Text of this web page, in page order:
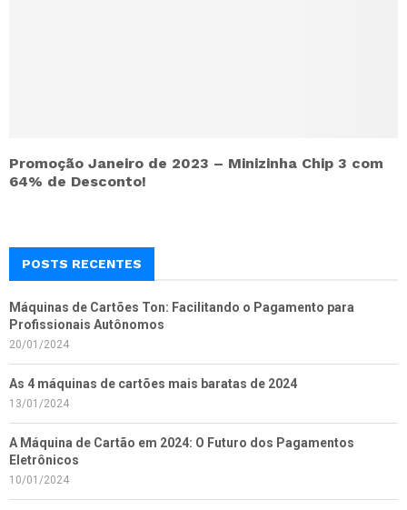
Promoção Janeiro de 2023 – Minizinha Chip 3 com
64% de Desconto!
POSTS RECENTES
Máquinas de Cartões Ton: Facilitando o Pagamento para
Profissionais Autônomos
20/01/2024
As 4 máquinas de cartões mais baratas de 2024
13/01/2024
A Máquina de Cartão em 2024: O Futuro dos Pagamentos
Eletrônicos
10/01/2024